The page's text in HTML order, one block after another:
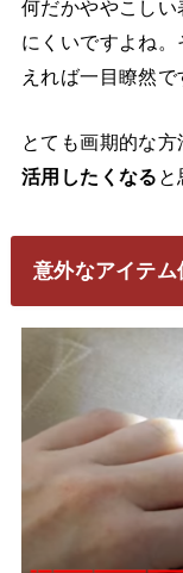
何だかややこし
にくいですよね
えれば一目瞭然で
とても画期的な方
活用したくなる と
意外なアイテ